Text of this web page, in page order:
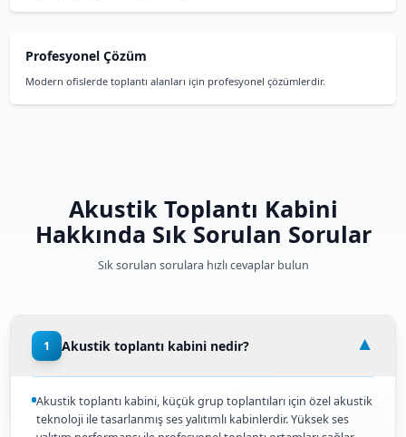
Yüksek Performans
Özel akustik teknoloji ile yüksek ses yalıtım
Küçük Gruplar
Küçük grup toplantıları için ideal çözümlerdir.